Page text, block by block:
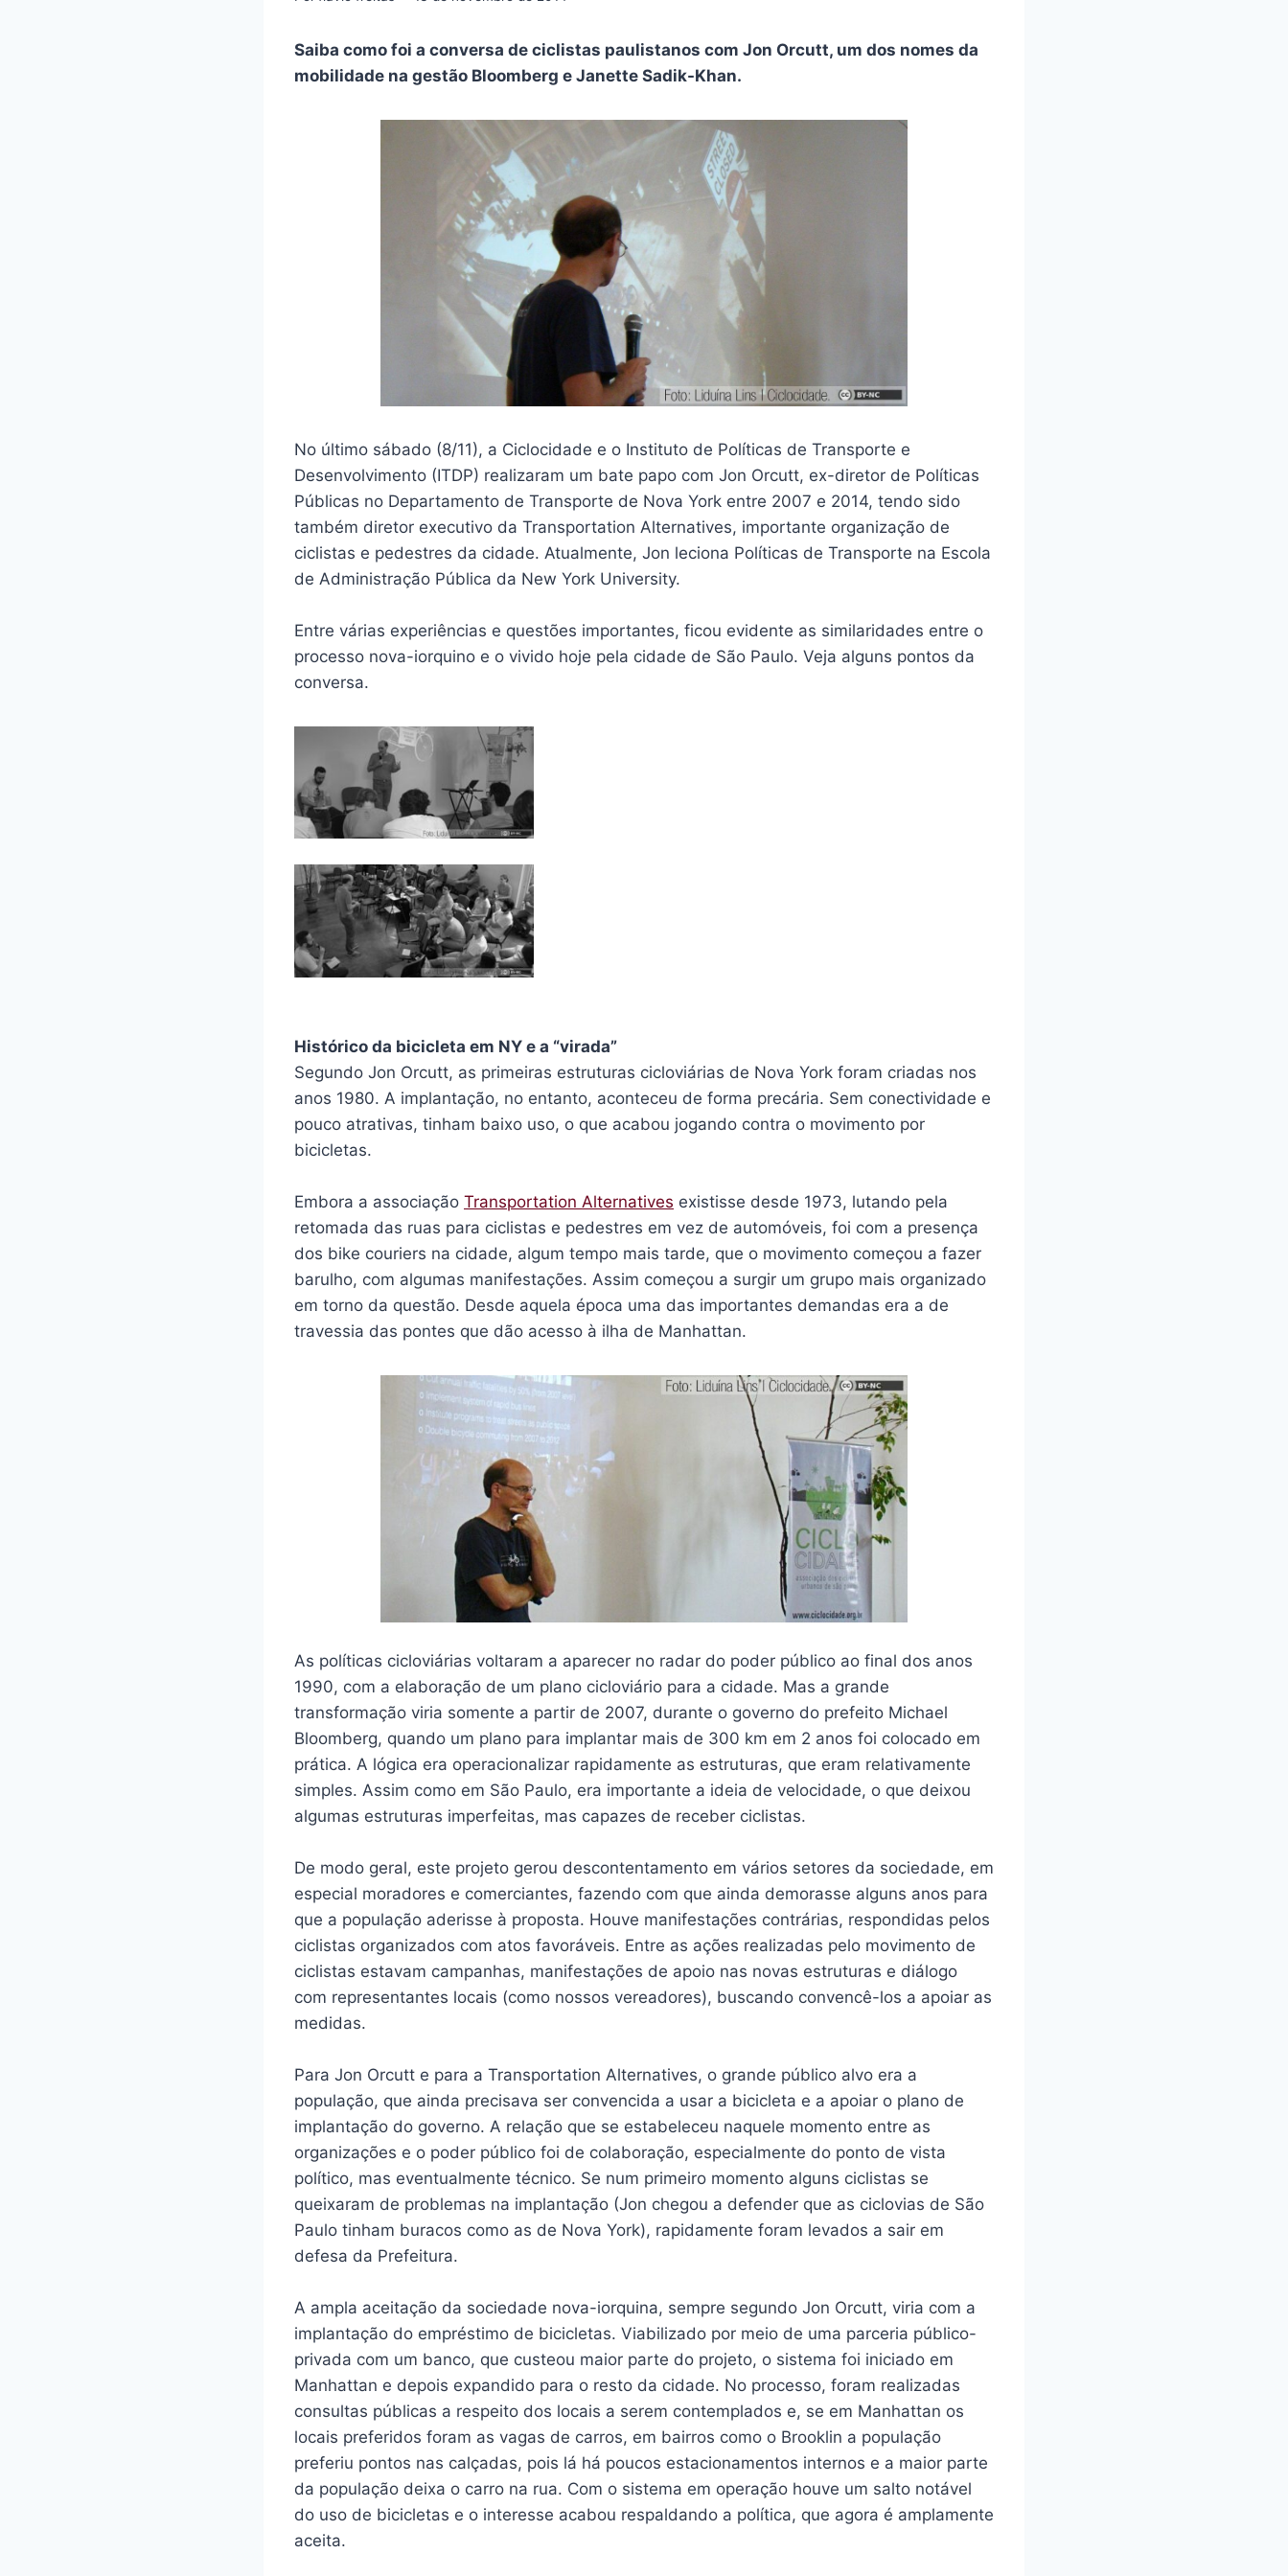
Saiba como foi a conversa de ciclistas paulistanos com Jon Orcutt, um dos nomes da
mobilidade na gestão Bloomberg e Janette Sadik-Khan.
No último sábado (8/11), a Ciclocidade e o Instituto de Políticas de Transporte e
Desenvolvimento (ITDP) realizaram um bate papo com Jon Orcutt, ex-diretor de Políticas
Públicas no Departamento de Transporte de Nova York entre 2007 e 2014, tendo sido
também diretor executivo da Transportation Alternatives, importante organização de
ciclistas e pedestres da cidade. Atualmente, Jon leciona Políticas de Transporte na Escola
de Administração Pública da New York University.
Entre várias experiências e questões importantes, ficou evidente as similaridades entre o
processo nova-iorquino e o vivido hoje pela cidade de São Paulo. Veja alguns pontos da
conversa.
Histórico da bicicleta em NY e a “virada”
Segundo Jon Orcutt, as primeiras estruturas cicloviárias de Nova York foram criadas nos
anos 1980. A implantação, no entanto, aconteceu de forma precária. Sem conectividade e
pouco atrativas, tinham baixo uso, o que acabou jogando contra o movimento por
bicicletas.
Embora a associação Transportation Alternatives existisse desde 1973, lutando pela
retomada das ruas para ciclistas e pedestres em vez de automóveis, foi com a presença
dos bike couriers na cidade, algum tempo mais tarde, que o movimento começou a fazer
barulho, com algumas manifestações. Assim começou a surgir um grupo mais organizado
em torno da questão. Desde aquela época uma das importantes demandas era a de
travessia das pontes que dão acesso à ilha de Manhattan.
As políticas cicloviárias voltaram a aparecer no radar do poder público ao final dos anos
1990, com a elaboração de um plano cicloviário para a cidade. Mas a grande
transformação viria somente a partir de 2007, durante o governo do prefeito Michael
Bloomberg, quando um plano para implantar mais de 300 km em 2 anos foi colocado em
prática. A lógica era operacionalizar rapidamente as estruturas, que eram relativamente
simples. Assim como em São Paulo, era importante a ideia de velocidade, o que deixou
algumas estruturas imperfeitas, mas capazes de receber ciclistas.
De modo geral, este projeto gerou descontentamento em vários setores da sociedade, em
especial moradores e comerciantes, fazendo com que ainda demorasse alguns anos para
que a população aderisse à proposta. Houve manifestações contrárias, respondidas pelos
ciclistas organizados com atos favoráveis. Entre as ações realizadas pelo movimento de
ciclistas estavam campanhas, manifestações de apoio nas novas estruturas e diálogo
com representantes locais (como nossos vereadores), buscando convencê-los a apoiar as
medidas.
Para Jon Orcutt e para a Transportation Alternatives, o grande público alvo era a
população, que ainda precisava ser convencida a usar a bicicleta e a apoiar o plano de
implantação do governo. A relação que se estabeleceu naquele momento entre as
organizações e o poder público foi de colaboração, especialmente do ponto de vista
político, mas eventualmente técnico. Se num primeiro momento alguns ciclistas se
queixaram de problemas na implantação (Jon chegou a defender que as ciclovias de São
Paulo tinham buracos como as de Nova York), rapidamente foram levados a sair em
defesa da Prefeitura.
A ampla aceitação da sociedade nova-iorquina, sempre segundo Jon Orcutt, viria com a
implantação do empréstimo de bicicletas. Viabilizado por meio de uma parceria público-
privada com um banco, que custeou maior parte do projeto, o sistema foi iniciado em
Manhattan e depois expandido para o resto da cidade. No processo, foram realizadas
consultas públicas a respeito dos locais a serem contemplados e, se em Manhattan os
locais preferidos foram as vagas de carros, em bairros como o Brooklin a população
preferiu pontos nas calçadas, pois lá há poucos estacionamentos internos e a maior parte
da população deixa o carro na rua. Com o sistema em operação houve um salto notável
do uso de bicicletas e o interesse acabou respaldando a política, que agora é amplamente
aceita.